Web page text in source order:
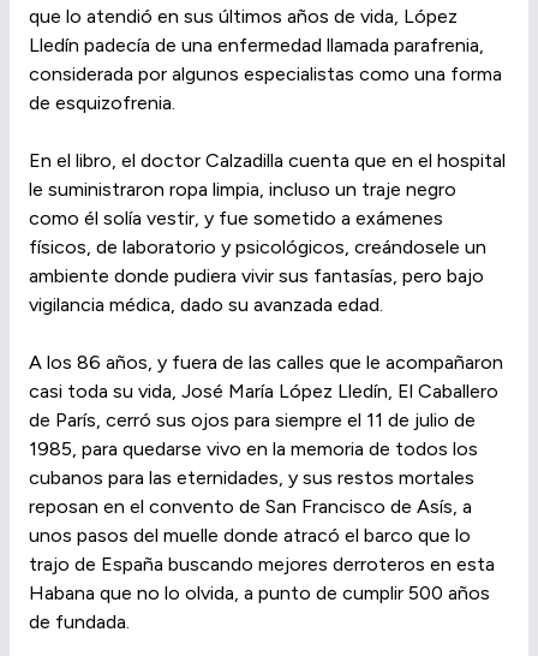
que lo atendió en sus últimos años de vida, López
Lledín padecía de una enfermedad llamada parafrenia,
considerada por algunos especialistas como una forma
de esquizofrenia.
En el libro, el doctor Calzadilla cuenta que en el hospital
le suministraron ropa limpia, incluso un traje negro
como él solía vestir, y fue sometido a exámenes
físicos, de laboratorio y psicológicos, creándosele un
ambiente donde pudiera vivir sus fantasías, pero bajo
vigilancia médica, dado su avanzada edad.
A los 86 años, y fuera de las calles que le acompañaron
casi toda su vida, José María López Lledín, El Caballero
de París, cerró sus ojos para siempre el 11 de julio de
1985, para quedarse vivo en la memoria de todos los
cubanos para las eternidades, y sus restos mortales
reposan en el convento de San Francisco de Asís, a
unos pasos del muelle donde atracó el barco que lo
trajo de España buscando mejores derroteros en esta
Habana que no lo olvida, a punto de cumplir 500 años
de fundada.